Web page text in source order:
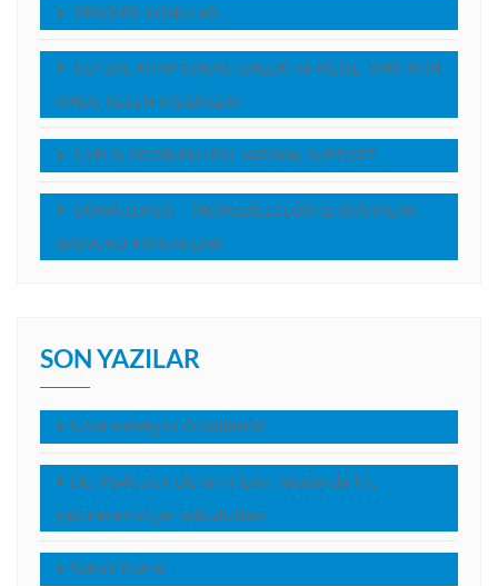
SEKÜLER KONULAR…
KUTSAL KITAP KARAKTERLERİ ve KİLİSE TARİHİNİN
ÖNDE GELEN KİŞİLİKLERİ
ÜYELİK PROBLEMLERİ, YARDIM, SUPPORT
DOWNLOADS – İNDİREBİLECEĞİNİZ DOSYALAR,
BASVURU KAYNAKLARI
SON YAZILAR
Nasıl Hristiyan Olabilirim?
Elçi Pavlus’un Elçilerin İşleri kitabında hiç
geçmeyen diğer yolculukları
Sabah Rutini